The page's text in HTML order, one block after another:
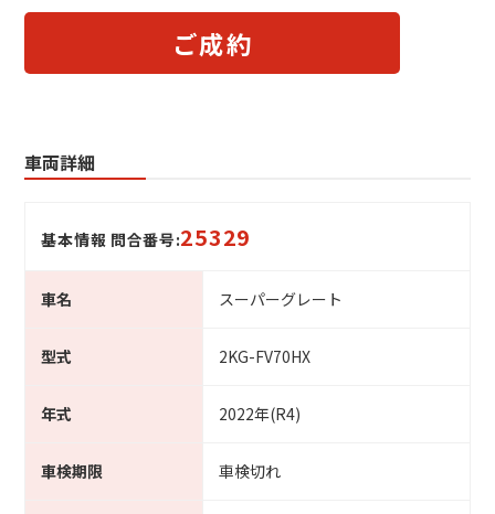
ご成約
車両詳細
基本情報 問合番号:25329
車名 スーパーグレート
型式 2KG-FV70HX
年式 2022年(R4)
車検期限 車検切れ